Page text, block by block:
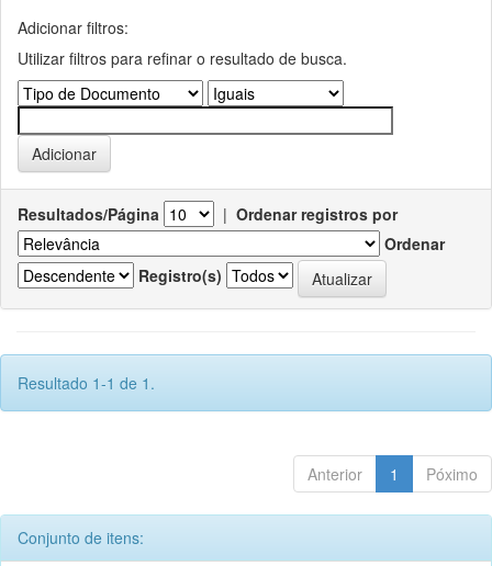
Adicionar filtros:
Utilizar filtros para refinar o resultado de busca.
Resultados/Página | Ordenar registros por
Ordenar
Registro(s)
Resultado 1-1 de 1.
Anterior 1 Póximo
Conjunto de itens: